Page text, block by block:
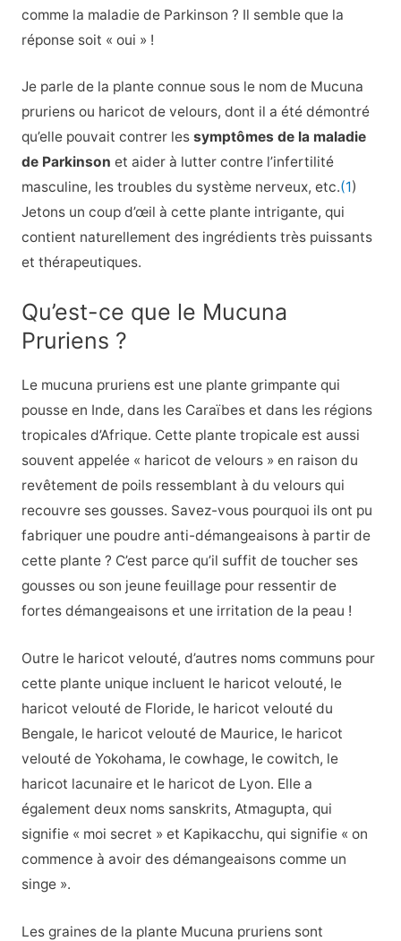
comme la maladie de Parkinson ? Il semble que la
réponse soit « oui » !
Je parle de la plante connue sous le nom de Mucuna
pruriens ou haricot de velours, dont il a été démontré
qu’elle pouvait contrer lessymptômes de la maladie
de Parkinson et aider à lutter contre l’infertilité
masculine, les troubles du système nerveux, etc.(1)
Jetons un coup d’œil à cette plante intrigante, qui
contient naturellement des ingrédients très puissants
et thérapeutiques.
Qu’est-ce que le Mucuna
Pruriens ?
Le mucuna pruriens est une plante grimpante qui
pousse en Inde, dans les Caraïbes et dans les régions
tropicales d’Afrique. Cette plante tropicale est aussi
souvent appelée « haricot de velours » en raison du
revêtement de poils ressemblant à du velours qui
recouvre ses gousses. Savez-vous pourquoi ils ont pu
fabriquer une poudre anti-démangeaisons à partir de
cette plante ? C’est parce qu’il suffit de toucher ses
gousses ou son jeune feuillage pour ressentir de
fortes démangeaisons et une irritation de la peau !
Outre le haricot velouté, d’autres noms communs pour
cette plante unique incluent le haricot velouté, le
haricot velouté de Floride, le haricot velouté du
Bengale, le haricot velouté de Maurice, le haricot
velouté de Yokohama, le cowhage, le cowitch, le
haricot lacunaire et le haricot de Lyon. Elle a
également deux noms sanskrits, Atmagupta, qui
signifie « moi secret » et Kapikacchu, qui signifie « on
commence à avoir des démangeaisons comme un
singe ».
Les graines de la plante Mucuna pruriens sont